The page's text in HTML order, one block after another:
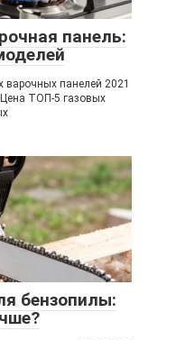
панель:
варочных панелей 2021
ТОП-5 газовых
бензопилы: